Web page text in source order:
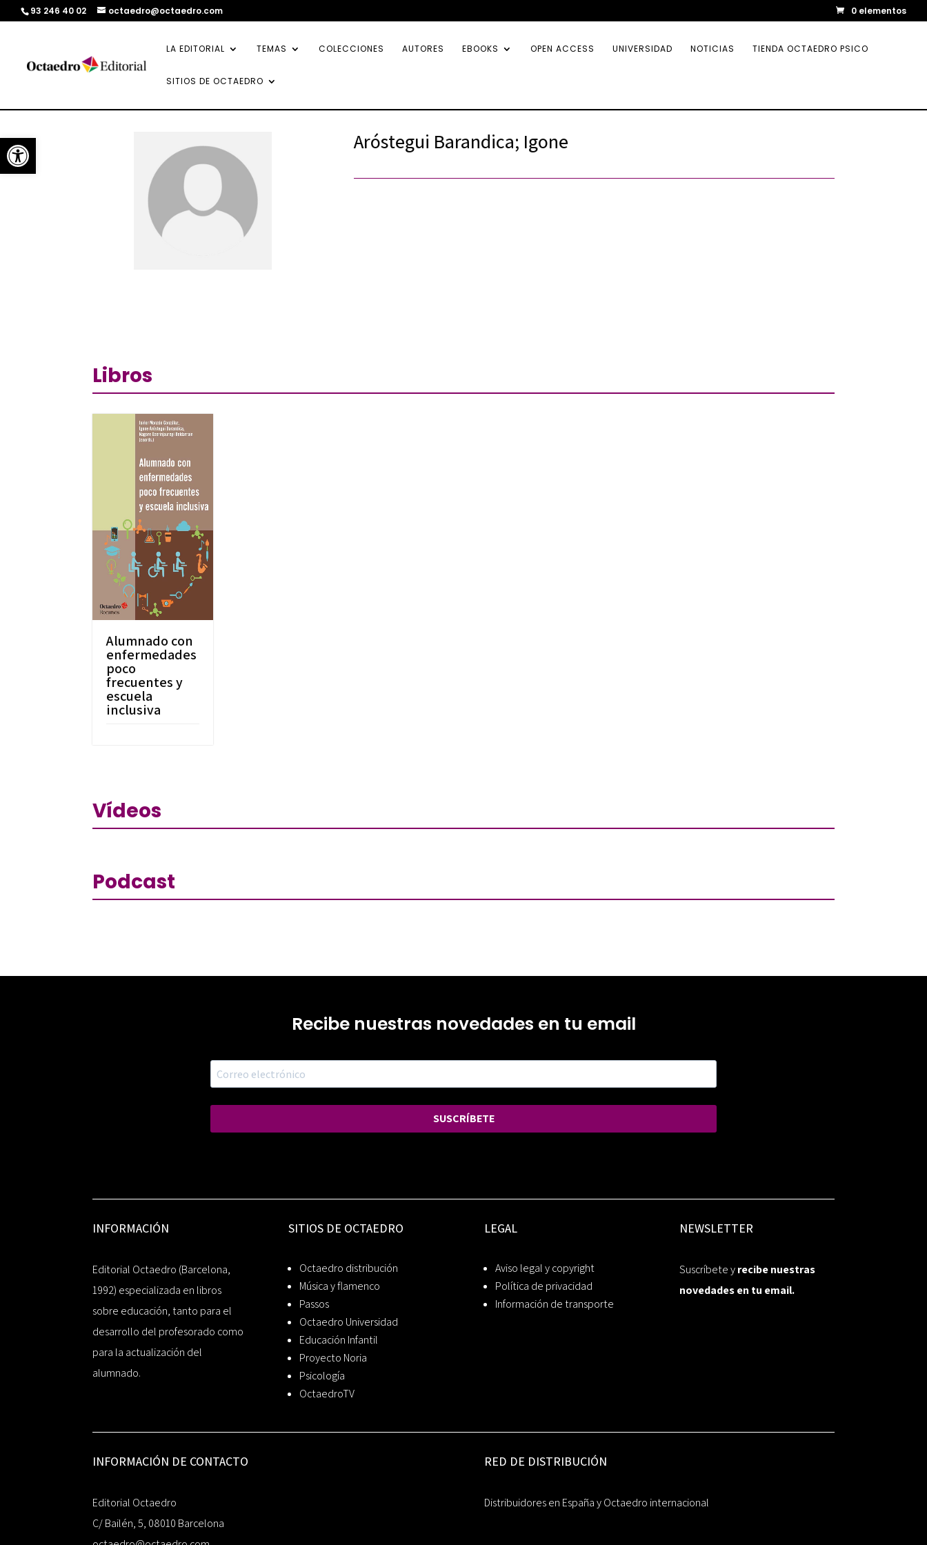
Abrir barra de herramientas
93 246 40 02 octaedro@octaedro.com 0 elementos
LA EDITORIAL TEMAS COLECCIONES AUTORES EBOOKS OPEN ACCESS UNIVERSIDAD NOTICIAS TIENDA OCTAEDRO PSICO
SITIOS DE OCTAEDRO
Aróstegui Barandica; Igone
Libros
Alumnado con
enfermedades
poco
frecuentes y
escuela
inclusiva
Vídeos
Podcast
Recibe nuestras novedades en tu email
SUSCRÍBETE
INFORMACIÓN
Editorial Octaedro (Barcelona,
1992) especializada en libros
sobre educación, tanto para el
desarrollo del profesorado como
para la actualización del
alumnado.
SITIOS DE OCTAEDRO
Octaedro distribución
Música y flamenco
Passos
Octaedro Universidad
Educación Infantil
Proyecto Noria
Psicología
OctaedroTV
LEGAL
Aviso legal y copyright
Política de privacidad
Información de transporte
NEWSLETTER
Suscríbete yrecibe nuestras
novedades en tu email.
INFORMACIÓN DE CONTACTO
Editorial Octaedro
C/ Bailén, 5, 08010 Barcelona
RED DE DISTRIBUCIÓN
Distribuidores en España y Octaedro internacional